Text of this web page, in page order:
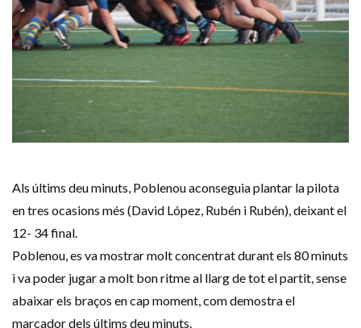
Als últims deu minuts, Poblenou aconseguia plantar la pilota
en tres ocasions més (David López, Rubén i Rubén), deixant el
12- 34 final.
Poblenou, es va mostrar molt concentrat durant els 80 minuts
i va poder jugar a molt bon ritme al llarg de tot el partit, sense
abaixar els braços en cap moment, com demostra el
marcador dels últims deu minuts.